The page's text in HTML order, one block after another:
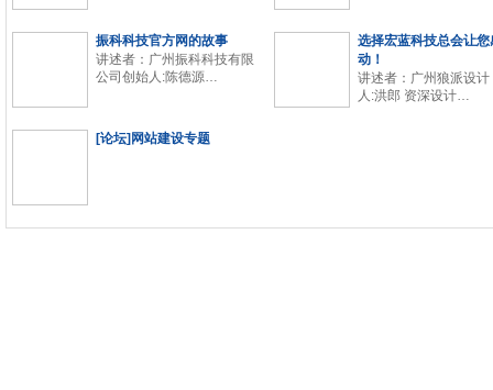
振科科技官方网的故事
讲述者：广州振科科技有限
公司创始人:陈德源…
选择宏蓝科技总会让您
动！
讲述者：广州狼派设计
人:洪郎 资深设计…
[论坛]网站建设专题